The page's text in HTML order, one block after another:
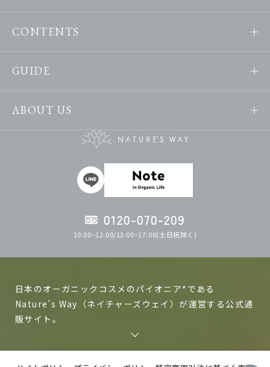
CONTENTS
GUIDE
ABOUT US
0120-070-209
10:00~12:00/13:00~17:00(土日祝除く)
日本のオーガニックコスメのパイオニア*である
Nature’s Way（ネイチャーズウェイ）が運営する公式通
販サイト。
ネイチャーズウェイの製品は日本で作る、日本人の肌に
あった自然化粧品、オーガニックコスメを目指して研究